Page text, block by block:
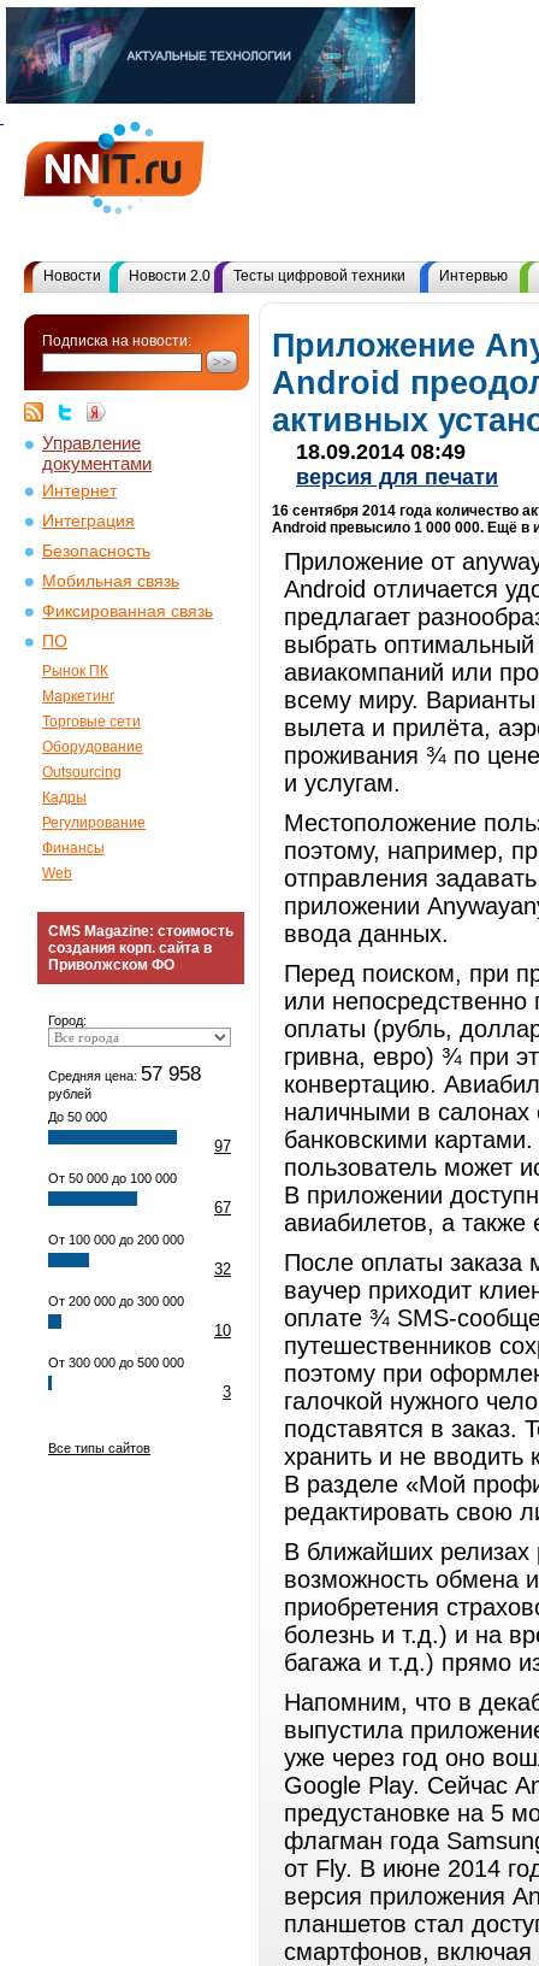
Новости Новости 2.0 Тесты цифровой техники Интервью
Подписка на новости:
Управление
документами
Интернет
Интеграция
Безопасность
Мобильная связь
Фиксированная связь
ПО
Рынок ПК
Маркетинг
Торговые сети
Оборудование
Outsourcing
Кадры
Регулирование
Финансы
Web
CMS Magazine: стоимость
создания корп. сайта в
Приволжском ФО
Город:
Средняя цена: 57 958
рублей
До 50 000
97
От 50 000 до 100 000
67
От 100 000 до 200 000
32
От 200 000 до 300 000
10
От 300 000 до 500 000
3
Все типы сайтов
Приложение
Android
активных
18.09.2014 08:49
версия для печати
16 сентября 2014 года количество
Android превысило 1 000 000. Ещё в
Приложение от
Android отличается
предлагает
выбрать
авиакомпаний или
всему миру.
вылета и прилёта,
проживания ¾ по
и услугам.
Местоположение
поэтому, например,
отправления
приложении
ввода данных.
Перед поиском, при
или
оплаты (рубль,
гривна, евро) ¾ при
конвертацию.
наличными в салонах
банковскими
пользователь может
В приложении
авиабилетов, а также
После оплаты заказа
ваучер приходит
оплате ¾ SMS-
путешественников
поэтому при
галочкой нужного
подставятся в заказ.
хранить и не
В разделе «Мой
редактировать свою
В ближайших релизах
возможность обмена
приобретения
болезнь и т.д.) и на
багажа и т.д.) прямо
Напомним, что в
выпустила
уже через год оно
Google Play. Сейчас
предустановке на 5
флагман года
от Fly. В июне 2014
версия приложения
планшетов стал
смартфонов, включая